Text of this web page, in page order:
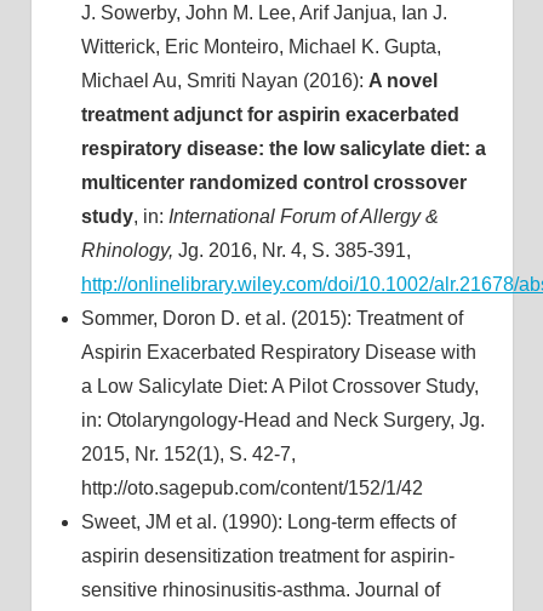
J. Sowerby, John M. Lee, Arif Janjua, Ian J.
Witterick, Eric Monteiro, Michael K. Gupta,
Michael Au, Smriti Nayan (2016): A novel
treatment adjunct for aspirin exacerbated
respiratory disease: the low salicylate diet: a
multicenter randomized control crossover
study, in: International Forum of Allergy &
Rhinology, Jg. 2016, Nr. 4, S. 385-391,
http://onlinelibrary.wiley.com/doi/10.1002/alr.21678/
Sommer, Doron D. et al. (2015): Treatment of
Aspirin Exacerbated Respiratory Disease with
a Low Salicylate Diet: A Pilot Crossover Study,
in: Otolaryngology-Head and Neck Surgery, Jg.
2015, Nr. 152(1), S. 42-7,
http://oto.sagepub.com/content/152/1/42
Sweet, JM et al. (1990): Long-term effects of
aspirin desensitization treatment for aspirin-
sensitive rhinosinusitis-asthma. Journal of